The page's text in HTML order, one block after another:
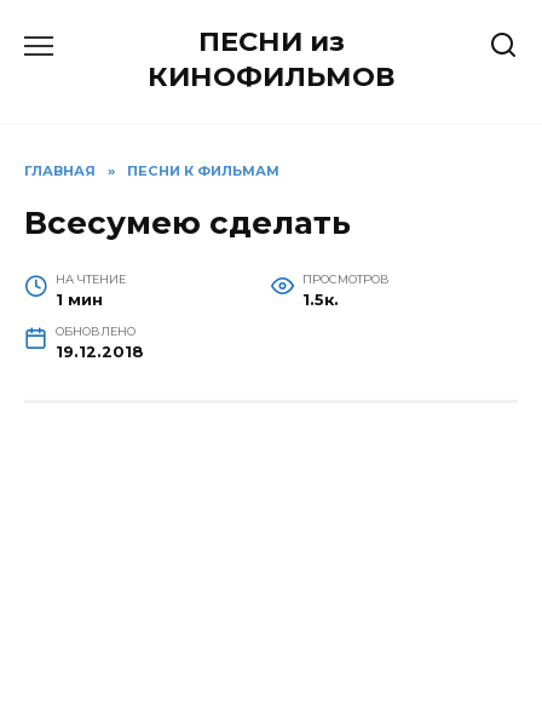
ПЕСНИ из
КИНОФИЛЬМОВ
ГЛАВНАЯ » ПЕСНИ К ФИЛЬМАМ
Всесумею сделать
НА ЧТЕНИЕ
1 мин
ПРОСМОТРОВ
1.5к.
ОБНОВЛЕНО
19.12.2018